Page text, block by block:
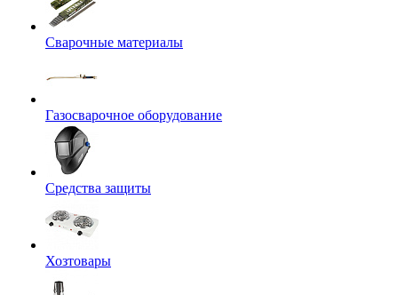
Сварочные материалы
Газосварочное оборудование
Средства защиты
Хозтовары